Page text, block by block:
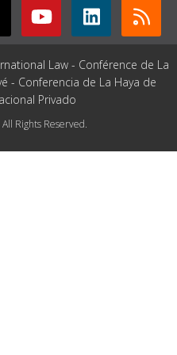
Law - Conférence de La
- Conferencia de La Haya de
Privado
Rights Reserved.